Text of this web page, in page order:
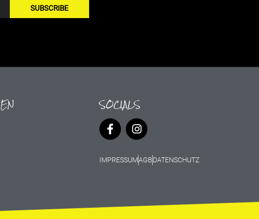
SUBSCRIBE
SOCIALS
IMPRESSUMAGBDATENSCHUTZ